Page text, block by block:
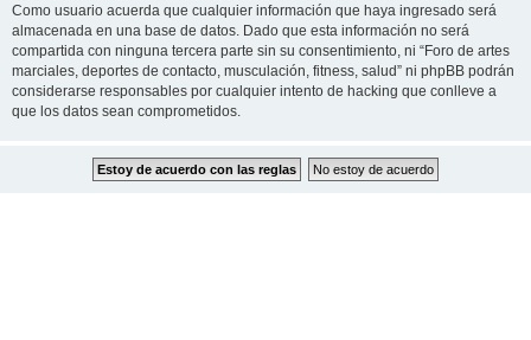
Como usuario acuerda que cualquier información que haya ingresado será
almacenada en una base de datos. Dado que esta información no será
compartida con ninguna tercera parte sin su consentimiento, ni “Foro de artes
marciales, deportes de contacto, musculación, fitness, salud” ni phpBB podrán
considerarse responsables por cualquier intento de hacking que conlleve a
que los datos sean comprometidos.